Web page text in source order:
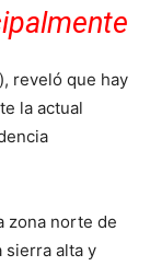
reveló que hay
la actual
zona norte de
sierra alta y